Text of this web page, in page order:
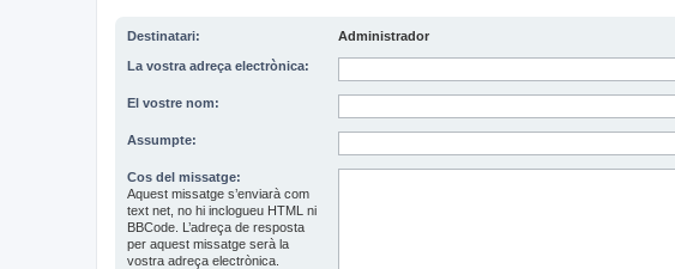
Destinatari: Administrador
La vostra adreça electrònica:
El vostre nom:
Assumpte:
Cos del missatge:
Aquest missatge s’enviarà com
text net, no hi inclogueu HTML ni
BBCode. L’adreça de resposta
per aquest missatge serà la
vostra adreça electrònica.